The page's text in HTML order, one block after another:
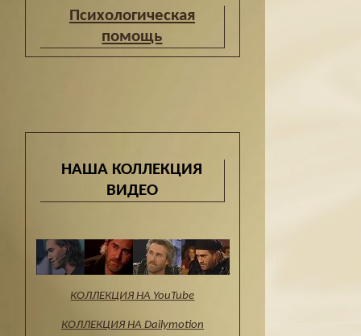
Психологическая
помощь
НАША КОЛЛЕКЦИЯ
ВИДЕО
КОЛЛЕКЦИЯ НА YouTube
КОЛЛЕКЦИЯ НА Dailymotion